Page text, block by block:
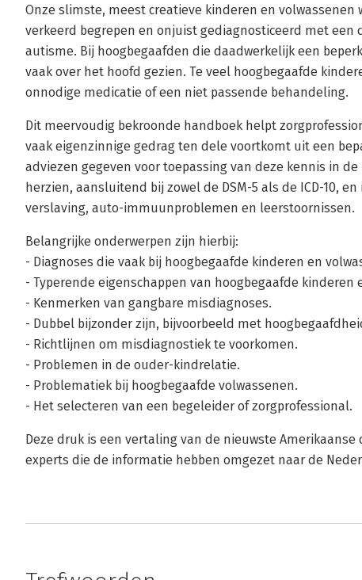
Onze slimste, meest creatieve kinderen en volwassenen
verkeerd begrepen en onjuist gediagnosticeerd met een
autisme. Bij hoogbegaafden die daadwerkelijk een
vaak over het hoofd gezien. Te veel hoogbegaafde
onnodige medicatie of een niet passende behandeling.
Dit meervoudig bekroonde handboek helpt
vaak eigenzinnige gedrag ten dele voortkomt uit een
adviezen gegeven voor toepassing van deze kennis in
herzien, aansluitend bij zowel de DSM-5 als de ICD-10,
verslaving, auto-immuunproblemen en leerstoornissen.
Belangrijke onderwerpen zijn hierbij:
- Diagnoses die vaak bij hoogbegaafde kinderen en
- Typerende eigenschappen van hoogbegaafde kinderen
- Kenmerken van gangbare misdiagnoses.
- Dubbel bijzonder zijn, bijvoorbeeld met
- Richtlijnen om misdiagnostiek te voorkomen.
- Problemen in de ouder-kindrelatie.
- Problematiek bij hoogbegaafde volwassenen.
- Het selecteren van een begeleider of zorgprofessional.
Deze druk is een vertaling van de nieuwste
experts die de informatie hebben omgezet naar de